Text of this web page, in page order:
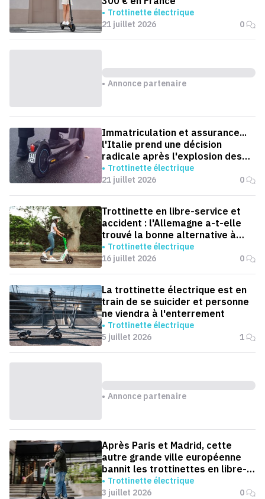
Trottinette électrique
21 juillet 2026
0
Annonce partenaire
Immatriculation et assurance...
l'Italie prend une décision
radicale après l'explosion des
accidents de trottinettes
Trottinette électrique
21 juillet 2026
0
Trottinette en libre-service et
accident : l'Allemagne a-t-elle
trouvé la bonne alternative à
l'interdiction ?
Trottinette électrique
16 juillet 2026
0
La trottinette électrique est en
train de se suicider et personne
ne viendra à l'enterrement
Trottinette électrique
5 juillet 2026
1
Annonce partenaire
Après Paris et Madrid, cette
autre grande ville européenne
bannit les trottinettes en libre-
service
Trottinette électrique
3 juillet 2026
0